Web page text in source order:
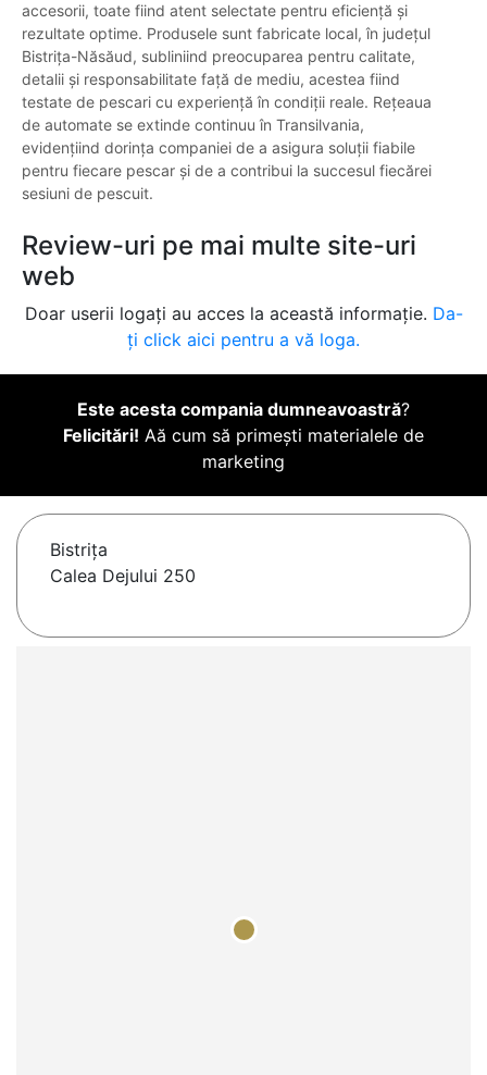
accesorii, toate fiind atent selectate pentru eficiență și
rezultate optime. Produsele sunt fabricate local, în județul
Bistrița-Năsăud, subliniind preocuparea pentru calitate,
detalii și responsabilitate față de mediu, acestea fiind
testate de pescari cu experiență în condiții reale. Rețeaua
de automate se extinde continuu în Transilvania,
evidențiind dorința companiei de a asigura soluții fiabile
pentru fiecare pescar și de a contribui la succesul fiecărei
sesiuni de pescuit.
Review-uri pe mai multe site-uri
web
Doar userii logați au acces la această informație. Da-
ți click aici pentru a vă loga.
Este acesta compania dumneavoastră?
Felicitări! Aă cum să primești materialele de
marketing
Bistriţa
Calea Dejului 250